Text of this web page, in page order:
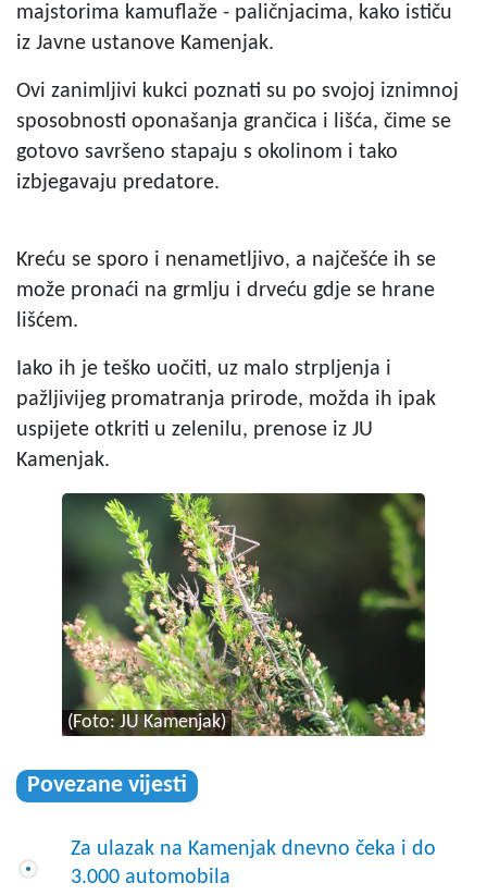
majstorima kamuflaže - paličnjacima, kako ističu
iz Javne ustanove Kamenjak.
Ovi zanimljivi kukci poznati su po svojoj iznimnoj
sposobnosti oponašanja grančica i lišća, čime se
gotovo savršeno stapaju s okolinom i tako
izbjegavaju predatore.
Kreću se sporo i nenametljivo, a najčešće ih se
može pronaći na grmlju i drveću gdje se hrane
lišćem.
Iako ih je teško uočiti, uz malo strpljenja i
pažljivijeg promatranja prirode, možda ih ipak
uspijete otkriti u zelenilu, prenose iz JU
Kamenjak.
(Foto: JU Kamenjak)
Povezane vijesti
Za ulazak na Kamenjak dnevno čeka i do
3.000 automobila